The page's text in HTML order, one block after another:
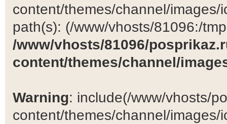
content/themes/channel/
path(s): (/www/vhosts/81096:/
/www/vhosts/81096/
content/themes/channel/
Warning: include(/www/vhosts/
content/themes/channel/